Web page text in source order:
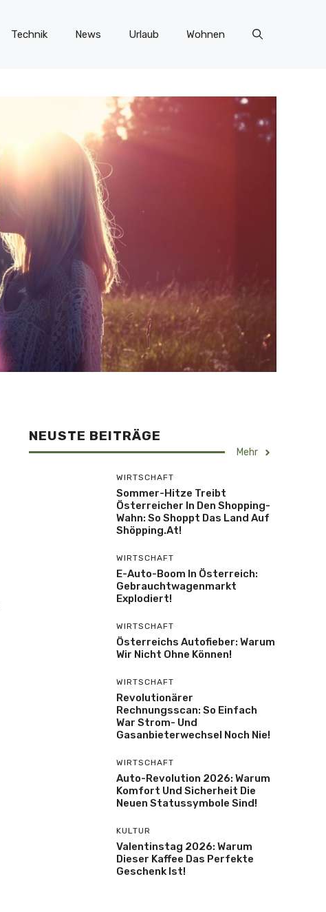
Technik News Urlaub Wohnen
NEUSTE BEITRÄGE
Mehr
WIRTSCHAFT
Sommer-Hitze Treibt
Österreicher In Den Shopping-
Wahn: So Shoppt Das Land Auf
Shöpping.at!
WIRTSCHAFT
E-Auto-Boom In Österreich:
Gebrauchtwagenmarkt
Explodiert!
WIRTSCHAFT
Österreichs Autofieber: Warum
Wir Nicht Ohne Können!
WIRTSCHAFT
Revolutionärer
Rechnungsscan: So Einfach
War Strom- Und
Gasanbieterwechsel Noch Nie!
WIRTSCHAFT
Auto-Revolution 2026: Warum
Komfort Und Sicherheit Die
Neuen Statussymbole Sind!
KULTUR
Valentinstag 2026: Warum
Dieser Kaffee Das Perfekte
Geschenk Ist!